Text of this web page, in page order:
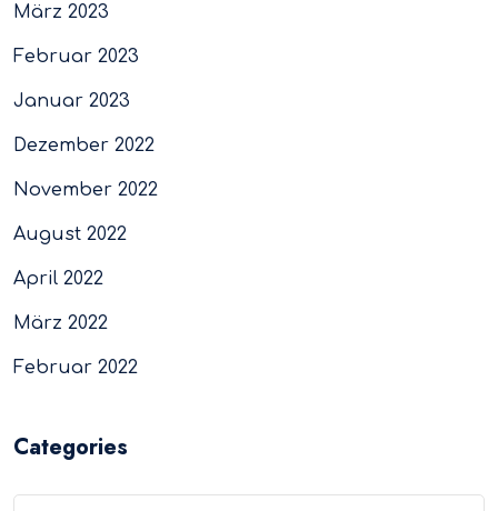
März 2023
Februar 2023
Januar 2023
Dezember 2022
November 2022
August 2022
April 2022
März 2022
Februar 2022
Categories